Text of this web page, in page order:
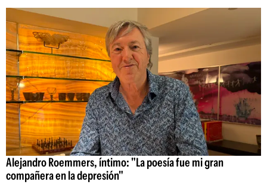
Alejandro Roemmers, íntimo: "La poesía fue mi gran
compañera en la depresión"